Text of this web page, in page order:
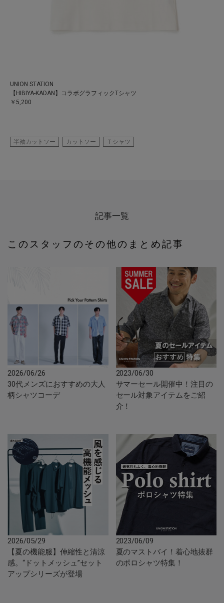
UNION STATION
【HIBIYA-KADAN】コラボグラフィックTシャツ
￥5,200
半袖カットソー カットソー Ｔシャツ
記事一覧
このスタッフのその他のまとめ記事
2026/06/26
30代メンズにおすすめの大人
柄シャツコーデ
2023/06/30
サマーセール開催中！注目の
セール対象アイテムをご紹
介！
2026/05/29
【夏の機能服】伸縮性と清涼
感。“ドットメッシュ”セット
アップシリーズが登場
2023/06/09
夏のマストバイ！着心地抜群
のポロシャツ特集！